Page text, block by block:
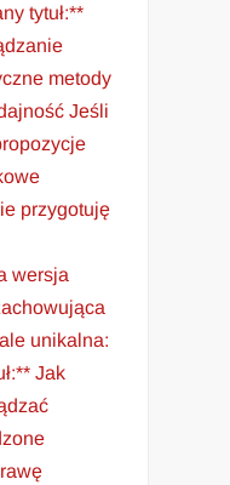
tytuł:**
metody
Jeśli
przygotuję
wersja
unikalna:
Jak